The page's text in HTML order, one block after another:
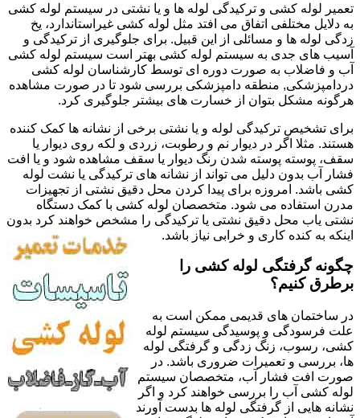
تعمیر لوله کشی و ترکیدگی لوله ها و یا نشتی در سیستم لوله کشی
به دلایل مختلفی اتفاق می افتد مثل لوله کشی غیراستاندارد، یخ
زدگی لوله ها و مسائلی از این قبیل. برای جلوگیری از ترکیدگی و
آسیب های جدی به سیستم لوله کشی بهتر است سیستم لوله کشی
آب و فاضلاب به صورت دوره ای توسط کارشناسان لوله کشی
دردامپزشکی, منطقه دامپزشکی بررسی شود تا در صورت مشاهده
هرگونه مشکل بتوان از خسارت های بیشتر جلوگیری کرد.
برای تشخیص ترکیدگی لوله و یا نشتی برخی از نشانه ها کمک کننده
هستند. مثلا اگر در دیوار نم و رطوبت، زردی و لکه روی دیوار یا
سقف، پوسته پوسته شدن رنگ دیوار یا سقف مشاهده شود و یا افت
فشار آب بدون دلیل می تواند از نشانه های ترکیدگی یا نشت لوله
کشی باشد. امروزه برای پیدا کردن محل دقیق نشتی از تجهیزات
مدرن استفاده می شود. متخصصان لوله کشی با کمک دستگاه
نشتی یاب محل دقیق نشتی یا ترکیدگی را مشخص خواهند کرد بدون
اینکه به کنده کاری و خرابی نیاز باشد.
چگونه گرفتگی لوله کشی را
برطرق کنیم؟
در ساختمان های قدیمی ممکن است به
علت فرسودگی و پوسیدگی سیستم لوله
کشی، رسوب، زنگ زدگی و گرفتگی لوله
ها، بررسی و تعمیرات ضروری باشد. در
صورت افت فشار آب، متخصصان سیستم
لوله کشی آب را بررسی خواهند کرد و اگر
نشانه هایی از گرفتگی لوله ها بدست آورند